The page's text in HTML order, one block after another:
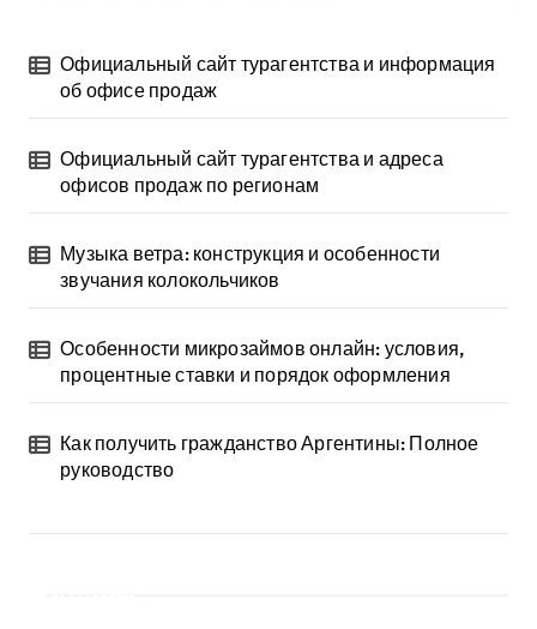
Официальный сайт турагентства и информация
об офисе продаж
Официальный сайт турагентства и адреса
офисов продаж по регионам
Музыка ветра: конструкция и особенности
звучания колокольчиков
Особенности микрозаймов онлайн: условия,
процентные ставки и порядок оформления
Как получить гражданство Аргентины: Полное
руководство